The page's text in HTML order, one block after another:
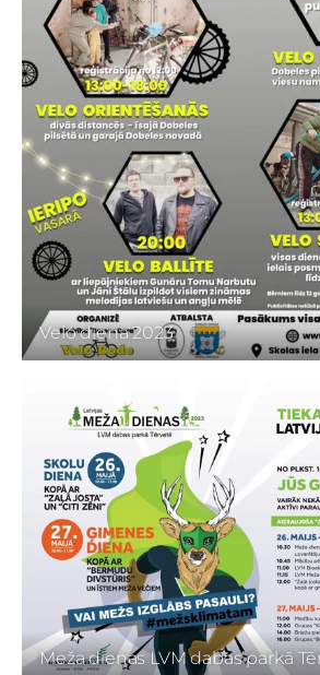
Velo diena 2023
Meža dienas LVM dabas parkā